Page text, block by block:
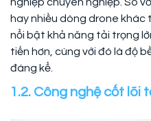
hay nhiều dòng drone khác
nổi bật khả năng tải trọng
tiến hơn, cùng với đó là độ
đáng kể.
1.2. Công nghệ cốt lõi